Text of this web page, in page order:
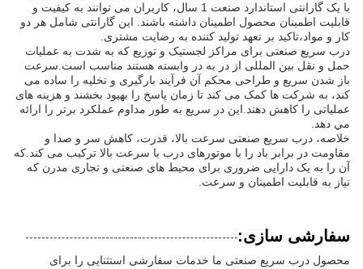
با یک گارانتی استاندارد صنعت 1 سال، کاربران می توانند به کیفیت و
قابلیت اطمینان محصول اطمینان داشته باشند. این گارانتی شامل هر دو
کار و مواد،تاکید بر تعهد تولید کننده به رضایت مشتری.
درب سریع صنعتی برای مراکز لجستیک و توزیع که به شدت به عملیات
حمل و نقل بین المللی از در به در وابسته هستند مناسب است.سرعت
باز شدن سریع و طراحی محکم آن فرآیند بارگیری و تخلیه را ساده می
کند، به شرکت ها کمک می کند تا زمان پاسخ را بهبود بخشند و هزینه های
عملیاتی را کاهش دهند.اين در سريع به طور مداوم عملکرد برتر را ارائه
مي دهد.
خلاصه، درب سریع صنعتی سرعت بالا، قدرت، کاهش سر و صدا و
مقاومت در برابر باد را با موتورهای درب با سرعت بالا ترکیب می کند.که
آن را به یک دارایی ضروری برای محیط های صنعتی و تجاری مدرن که
نیاز به قابلیت اطمینان و سرعت.
سفارشی سازی:
محصول درب سریع صنعتی ما خدمات سفارشی استثنایی را برای